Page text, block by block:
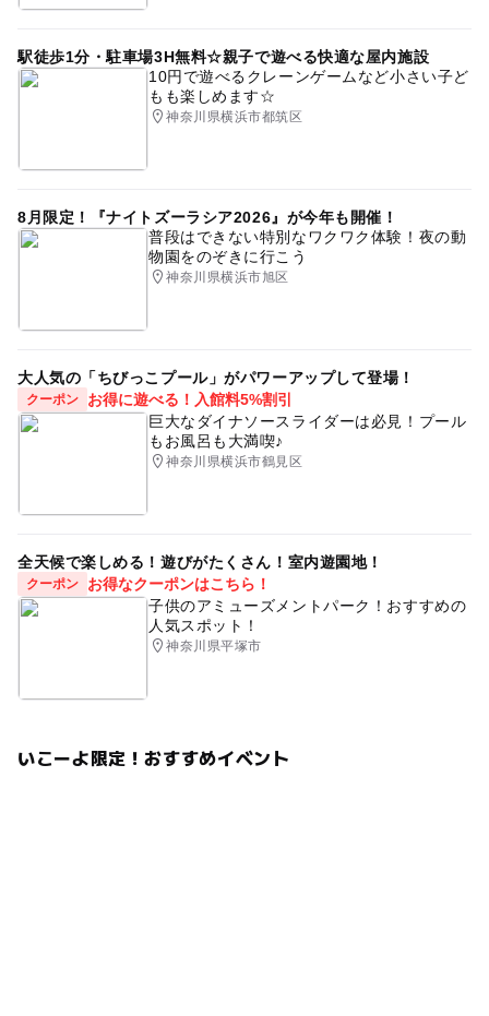
駅徒歩1分・駐車場3H無料☆親子で遊べる快適な屋内施設
10円で遊べるクレーンゲームなど小さい子ど
もも楽しめます☆
神奈川県横浜市都筑区
8月限定！『ナイトズーラシア2026』が今年も開催！
普段はできない特別なワクワク体験！夜の動
物園をのぞきに行こう
神奈川県横浜市旭区
大人気の「ちびっこプール」がパワーアップして登場！
クーポン
お得に遊べる！入館料5%割引
巨大なダイナソースライダーは必見！プール
もお風呂も大満喫♪
神奈川県横浜市鶴見区
全天候で楽しめる！遊びがたくさん！室内遊園地！
クーポン
お得なクーポンはこちら！
子供のアミューズメントパーク！おすすめの
人気スポット！
神奈川県平塚市
いこーよ限定！おすすめイベント